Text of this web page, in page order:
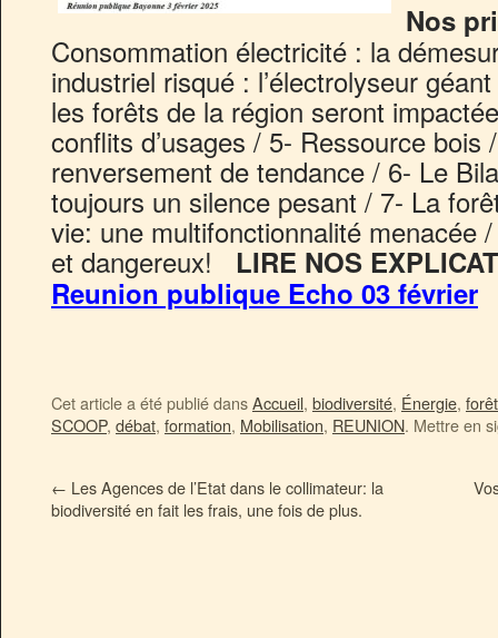
Nos
Consommation électricité : la
industriel risqué : l’électrolyseur
les forêts de la région seront
conflits d’usages / 5- Ressource
renversement de tendance / 6- Le
toujours un silence pesant / 7- La
vie: une multifonctionnalité menacée
et dangereux! LIRE NOS
Reunion publique Echo 03 février
Cet article a été publié dansAccueil, biodiversité, Énergie, forêt
SCOOP, débat, formation, Mobilisation, REUNION. Mettre en
← Les Agences de l’Etat dans le collimateur: la
biodiversité en fait les frais, une fois de plus.